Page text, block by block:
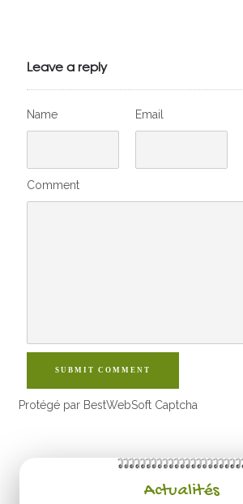
Leave a reply
Name Email
Comment
SUBMIT COMMENT
Protégé par BestWebSoft Captcha
Actualités